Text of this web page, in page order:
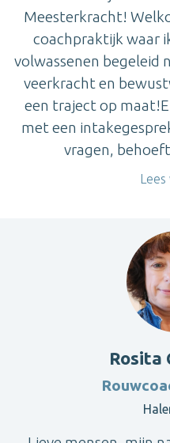
Meesterkracht!
coachpraktijk waar
volwassenen begeleid
veerkracht en
een traject op
met een
vragen,
Rosita